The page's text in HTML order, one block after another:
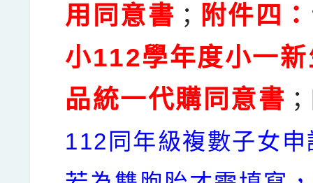
用同意書 ；
附件四
小112學年度小一
品統一代購同意書 ；
112同年級複數子女